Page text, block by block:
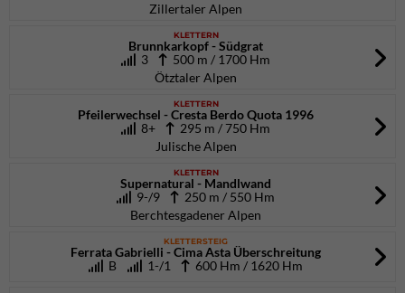
Zillertaler Alpen
KLETTERN
Brunnkarkopf - Südgrat
3
500 m / 1700 Hm
Ötztaler Alpen
KLETTERN
Pfeilerwechsel - Cresta Berdo Quota 1996
8+
295 m / 750 Hm
Julische Alpen
KLETTERN
Supernatural - Mandlwand
9-/9
250 m / 550 Hm
Berchtesgadener Alpen
KLETTERSTEIG
Ferrata Gabrielli - Cima Asta Überschreitung
B
1-/1 600 Hm / 1620 Hm